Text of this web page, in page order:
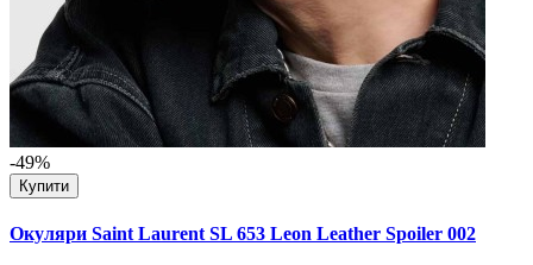
-49%
Купити
Окуляри Saint Laurent SL 653 Leon Leather Spoiler 002